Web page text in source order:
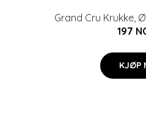
Grand Cru Krukke,
197
KJØP